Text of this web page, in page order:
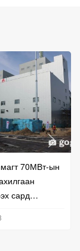
70МВт-ын
сард